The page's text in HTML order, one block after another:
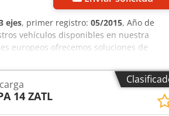
ejes, primer registro: 05/2015, Año de
vehículos disponibles en nuestra
europeos ofrecemos soluciones de
encantados de poder atenderlos.
14 ZATL